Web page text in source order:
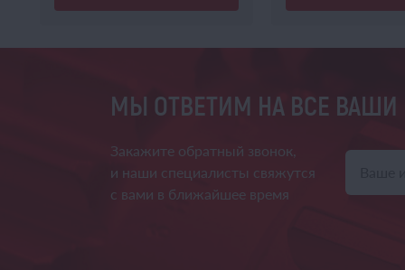
МЫ ОТВЕТИМ НА ВСЕ
Закажите обратный звонок,
и наши специалисты свяжутся
с вами в ближайшее время